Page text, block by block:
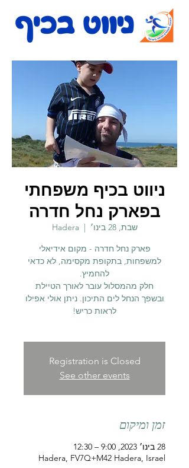
ניווט בכיף משפחתי
בפארק נחל חדרה
שבת, 28 בינו׳
  |
Hadera
פארק נחל חדרה - מקום אידיאלי
למשפחות, בתקופת מקסימה, לא כדאי
חלק מהמסלול עובר לאורך הטיילת
ובשפך הנחל לים התיכון. ניתן אולי אפילו
Registration is Closed
See other events
זמן ומיקום
28 בינו׳ 2023, 9:00 – 12:30
Hadera, FV7Q+M42 Hadera, Israel